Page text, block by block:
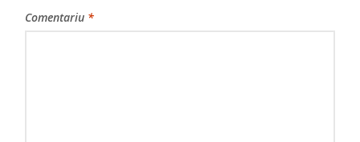
Comentariu *